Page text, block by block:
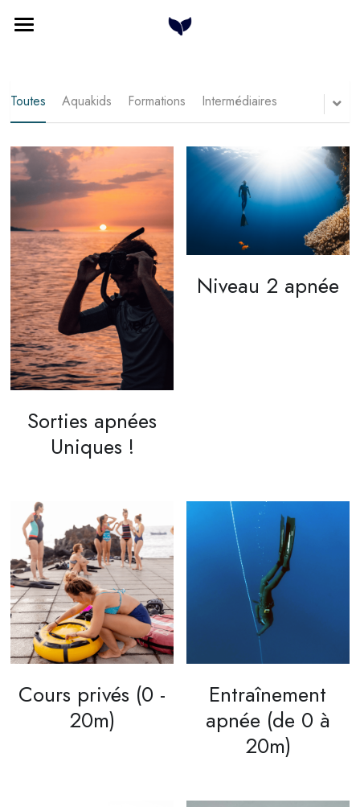
Cours à la carte
Formations
Qui sommes nous
Plongée & Baleines
Contact
Rechercher
Français
Français
English
Toutes Aquakids Formations Intermédiaires
Sorties apnées
Uniques !
Niveau 2 apnée
Cours privés (0 -
20m)
Entraînement
apnée (de 0 à
20m)